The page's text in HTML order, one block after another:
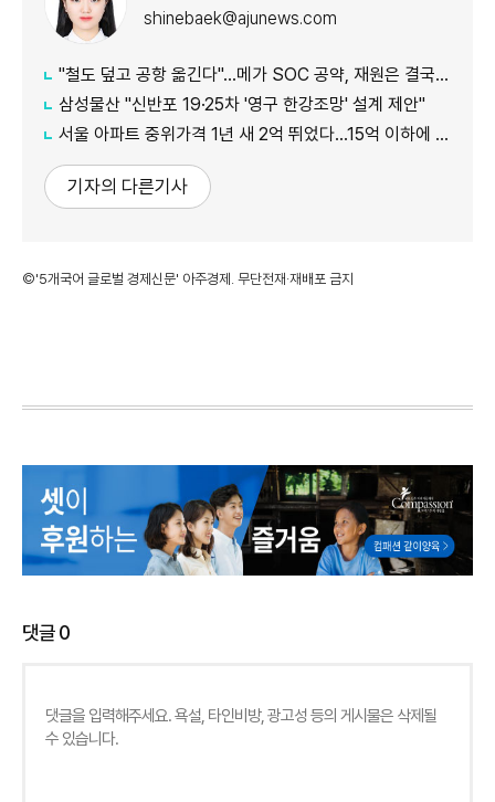
shinebaek@ajunews.com
"철도 덮고 공항 옮긴다"…메가 SOC 공약, 재원은 결국 '땅'
삼성물산 "신반포 19·25차 '영구 한강조망' 설계 제안"
서울 아파트 중위가격 1년 새 2억 뛰었다…15억 이하에 실수요 몰려
기자의 다른기사
©'5개국어 글로벌 경제신문' 아주경제. 무단전재·재배포 금지
댓글0